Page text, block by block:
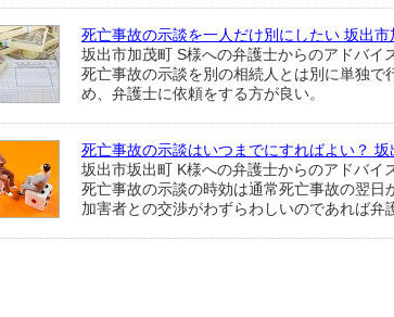
死亡事故の示談を一人だけ別にしたい 坂出市
坂出市加茂町 S様への弁護士からのアドバイ
死亡事故の示談を別の相続人とは別に単独
め、弁護士に依頼をする方が良い。
死亡事故の示談はいつまでにすればよい？ 坂
坂出市坂出町 K様への弁護士からのアドバイ
死亡事故の示談の時効は通常死亡事故の翌日
加害者との交渉がわずらわしいのであれば弁